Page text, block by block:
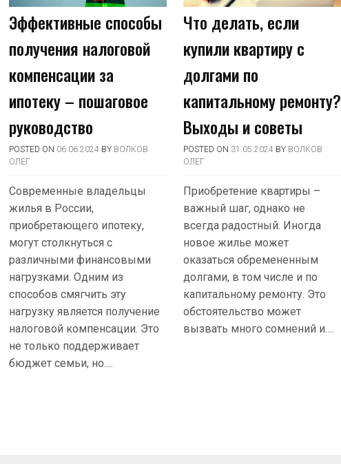
Эффективные способы
получения налоговой
компенсации за
ипотеку – пошаговое
руководство
POSTED ON 06.06.2024 BY ВОЛКОВ
ОЛЕГ
Современные владельцы
жилья в России,
приобретающего ипотеку,
могут столкнуться с
различными финансовыми
нагрузками. Одним из
способов смягчить эту
нагрузку является получение
налоговой компенсации. Это
не только поддерживает
бюджет семьи, но….
Что делать, если
купили квартиру с
долгами по
капитальному ремонту?
Выходы и советы
POSTED ON 31.05.2024 BY ВОЛКОВ
ОЛЕГ
Приобретение квартиры –
важный шаг, однако не
всегда радостный. Иногда
новое жилье может
оказаться обремененным
долгами, в том числе и по
капитальному ремонту. Это
обстоятельство может
вызвать много сомнений и….